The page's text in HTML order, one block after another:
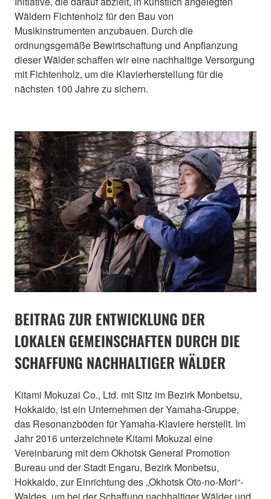
Wäldern Fichtenholz für den Bau von
Musikinstrumenten anzubauen. Durch die
ordnungsgemäße Bewirtschaftung und Anpflanzung
dieser Wälder schaffen wir eine nachhaltige Versorgung
mit Fichtenholz, um die Klavierherstellung für die
nächsten 100 Jahre zu sichern.
BEITRAG ZUR ENTWICKLUNG DER
LOKALEN GEMEINSCHAFTEN DURCH DIE
SCHAFFUNG NACHHALTIGER WÄLDER
Kitami Mokuzai Co., Ltd. mit Sitz im Bezirk Monbetsu,
Hokkaido, ist ein Unternehmen der Yamaha-Gruppe,
das Resonanzböden für Yamaha-Klaviere herstellt. Im
Jahr 2016 unterzeichnete Kitami Mokuzai eine
Vereinbarung mit dem Okhotsk General Promotion
Bureau und der Stadt Engaru, Bezirk Monbetsu,
Hokkaido, zur Einrichtung des „Okhotsk Oto-no-Mori“-
Waldes, um bei der Schaffung nachhaltiger Wälder und